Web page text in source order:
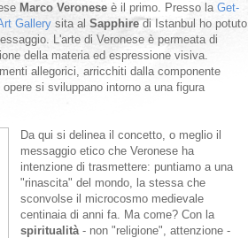
Marco Veronese è il primo. Presso la Get-
Gallery sita al Sapphiredi Istanbul ho potuto
L'arte di Veronese è permeata di
della materia ed espressione visiva.
allegorici, arricchiti dalla componente
si sviluppano intorno a una figura
Da qui si delinea il concetto, o meglio il
messaggio etico che Veronese ha
intenzione di trasmettere: puntiamo a una
"rinascita" del mondo, la stessa che
sconvolse il microcosmo medievale
centinaia di anni fa. Ma come? Con la
spiritualità - non "religione", attenzione -